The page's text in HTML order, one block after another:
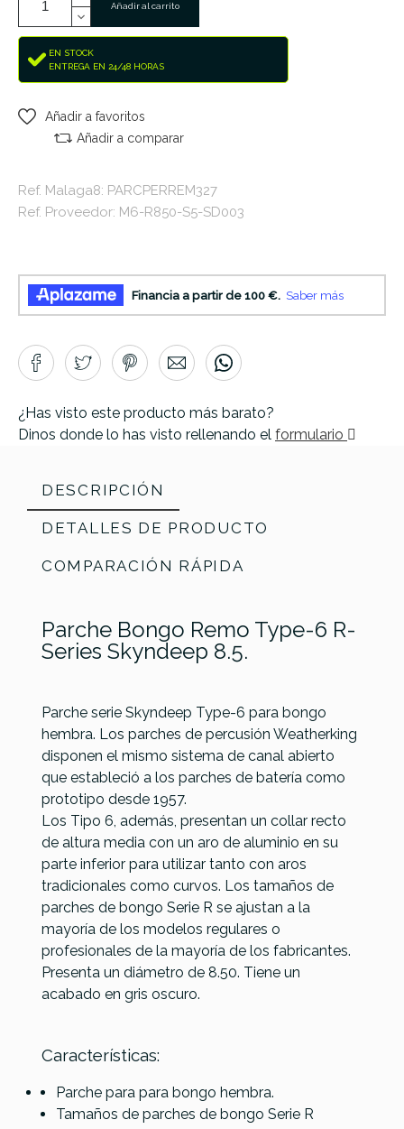
Añadir al carrito
EN STOCK
ENTREGA EN 24/48 HORAS
Añadir a favoritos
Añadir a comparar
Ref. Malaga8: PARCPERREM327
Ref. Proveedor: M6-R850-S5-SD003
¿Has visto este producto más barato?
Dinos donde lo has visto rellenando el formulario
DESCRIPCIÓN
DETALLES DE PRODUCTO
COMPARACIÓN RÁPIDA
Parche Bongo Remo Type-6 R-
Series Skyndeep 8.5.
Parche serie Skyndeep Type-6 para bongo
hembra. Los parches de percusión Weatherking
disponen el mismo sistema de canal abierto
que estableció a los parches de batería como
prototipo desde 1957.
Los Tipo 6, además, presentan un collar recto
de altura media con un aro de aluminio en su
parte inferior para utilizar tanto con aros
tradicionales como curvos. Los tamaños de
parches de bongo Serie R se ajustan a la
mayoría de los modelos regulares o
profesionales de la mayoría de los fabricantes.
Presenta un diámetro de 8.50. Tiene un
acabado en gris oscuro.
Características:
Parche para para bongo hembra.
Tamaños de parches de bongo Serie R
Referencia PARCPERREM327
Remo
Skyndeep
Calfskin
Bongo Low
Collar R-
Series
Remo
Nuskyn S-
Series 08
M6-S800-
N1
Remo
Nuskyn
8.5 M9-
0850-N6
Remo
Tucked
7.15 M9-
0715-N5
69,00 € 68,00 € 68,00 € 65,58 €
No hay características para comparar